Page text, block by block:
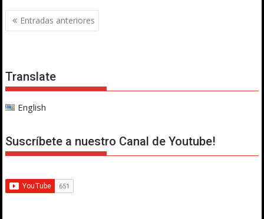
Navegación
de
Entradas anteriores
Translate
English
Suscríbete a nuestro Canal de Youtube!